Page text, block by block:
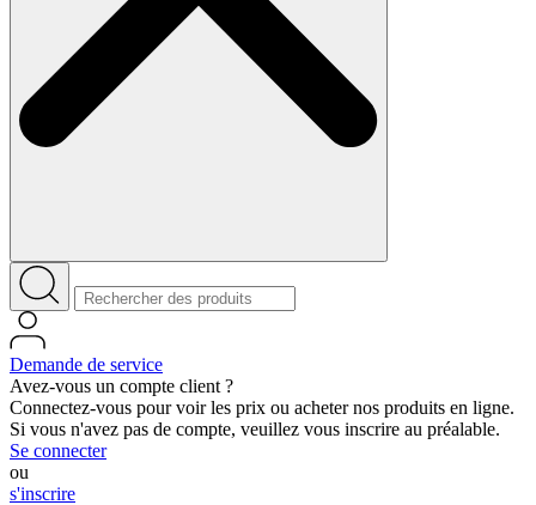
Demande de service
Avez-vous un compte client ?
Connectez-vous pour voir les prix ou acheter nos produits en ligne.
Si vous n'avez pas de compte, veuillez vous inscrire au préalable.
Se connecter
ou
s'inscrire